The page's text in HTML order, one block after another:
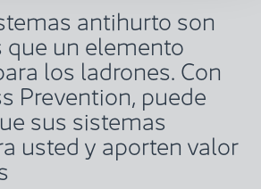
antihurto son
un elemento
los ladrones. Con
Prevention, puede
sus sistemas
usted y aporten valor